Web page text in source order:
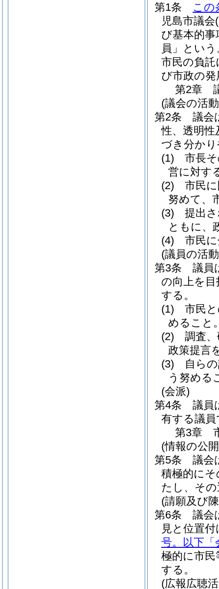
第1条
この
児島市議会
び基本的
員」という
市民の負
び市政の
第2章
(議会の活
第2条
議会
性、透明
づき分か
(1)
市長
営に対す
(2)
市民
努めて、
(3)
提出
ともに、
(4)
市民
(議員の活
第3条
議員
の向上を
する。
(1)
市民
めること
(2)
調査
政策提言
(3)
自ら
う努める
(会派)
第4条
議員
有する議
第3章
(情報の公
第5条
議会
積極的に
たし、そ
(請願及び
第6条
議会
見と位置付
号。以下「
極的に市
する。
(広報広聴